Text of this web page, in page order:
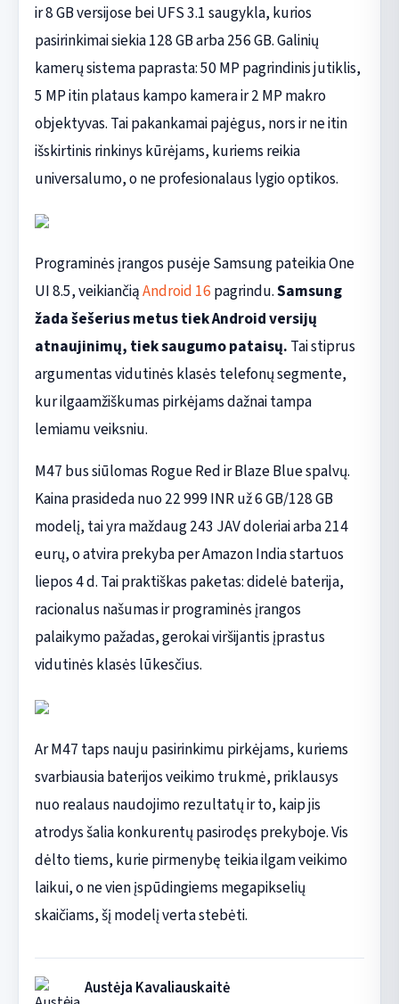
ir 8 GB versijose bei UFS 3.1 saugykla, kurios
pasirinkimai siekia 128 GB arba 256 GB. Galinių
kamerų sistema paprasta: 50 MP pagrindinis jutiklis,
5 MP itin plataus kampo kamera ir 2 MP makro
objektyvas. Tai pakankamai pajėgus, nors ir ne itin
išskirtinis rinkinys kūrėjams, kuriems reikia
universalumo, o ne profesionalaus lygio optikos.
Programinės įrangos pusėje Samsung pateikia One
UI 8.5, veikiančiąAndroid 16pagrindu.Samsung
žada šešerius metus tiek Android versijų
atnaujinimų, tiek saugumo pataisų. Tai stiprus
argumentas vidutinės klasės telefonų segmente,
kur ilgaamžiškumas pirkėjams dažnai tampa
lemiamu veiksniu.
M47 bus siūlomas Rogue Red ir Blaze Blue spalvų.
Kaina prasideda nuo 22 999 INR už 6 GB/128 GB
modelį, tai yra maždaug 243 JAV doleriai arba 214
eurų, o atvira prekyba per Amazon India startuos
liepos 4 d. Tai praktiškas paketas: didelė baterija,
racionalus našumas ir programinės įrangos
palaikymo pažadas, gerokai viršijantis įprastus
vidutinės klasės lūkesčius.
Ar M47 taps nauju pasirinkimu pirkėjams, kuriems
svarbiausia baterijos veikimo trukmė, priklausys
nuo realaus naudojimo rezultatų ir to, kaip jis
atrodys šalia konkurentų pasirodęs prekyboje. Vis
dėlto tiems, kurie pirmenybę teikia ilgam veikimo
laikui, o ne vien įspūdingiems megapikselių
skaičiams, šį modelį verta stebėti.
Austėja Kavaliauskaitė